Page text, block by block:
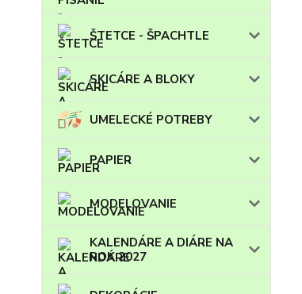
ŠTETCE - ŠPACHTLE
SKICÁRE A BLOKY
UMELECKÉ POTREBY
PAPIER
MODELOVANIE
KALENDÁRE A DIÁRE NA
ROK 2027